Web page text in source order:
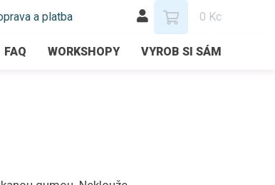
a platba 0 Kc
FAQ WORKSHOPY VYROB SI SÁM